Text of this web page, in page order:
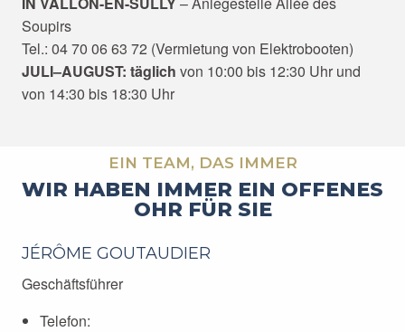
Soupirs
Tel.: 04 70 06 63 72 (Vermietung von Elektrobooten)
JULI–AUGUST: täglich von 10:00 bis 12:30 Uhr und
von 14:30 bis 18:30 Uhr
EIN TEAM, DAS IMMER
WIR HABEN IMMER EIN OFFENES
OHR FÜR SIE
JÉRÔME GOUTAUDIER
Geschäftsführer
Telefon: